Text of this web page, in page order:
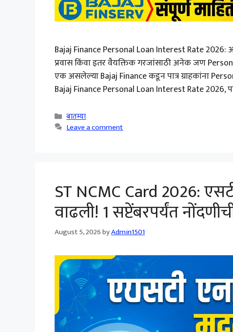
Bajaj Finance Personal Loan Interest Rate 2026:
प्रवास किंवा इतर वैयक्तिक गरजांसाठी अनेक जण
एक असलेल्या Bajaj Finance कडून पात्र ग्राहकांना
Bajaj Finance Personal Loan Interest Rate 2026,
Categories
बातम्या
Leave a comment
ST NCMC Card 2026:
वाढली! 1 सप्टेंबरपर्यंत
August 5, 2026byAdmin1501